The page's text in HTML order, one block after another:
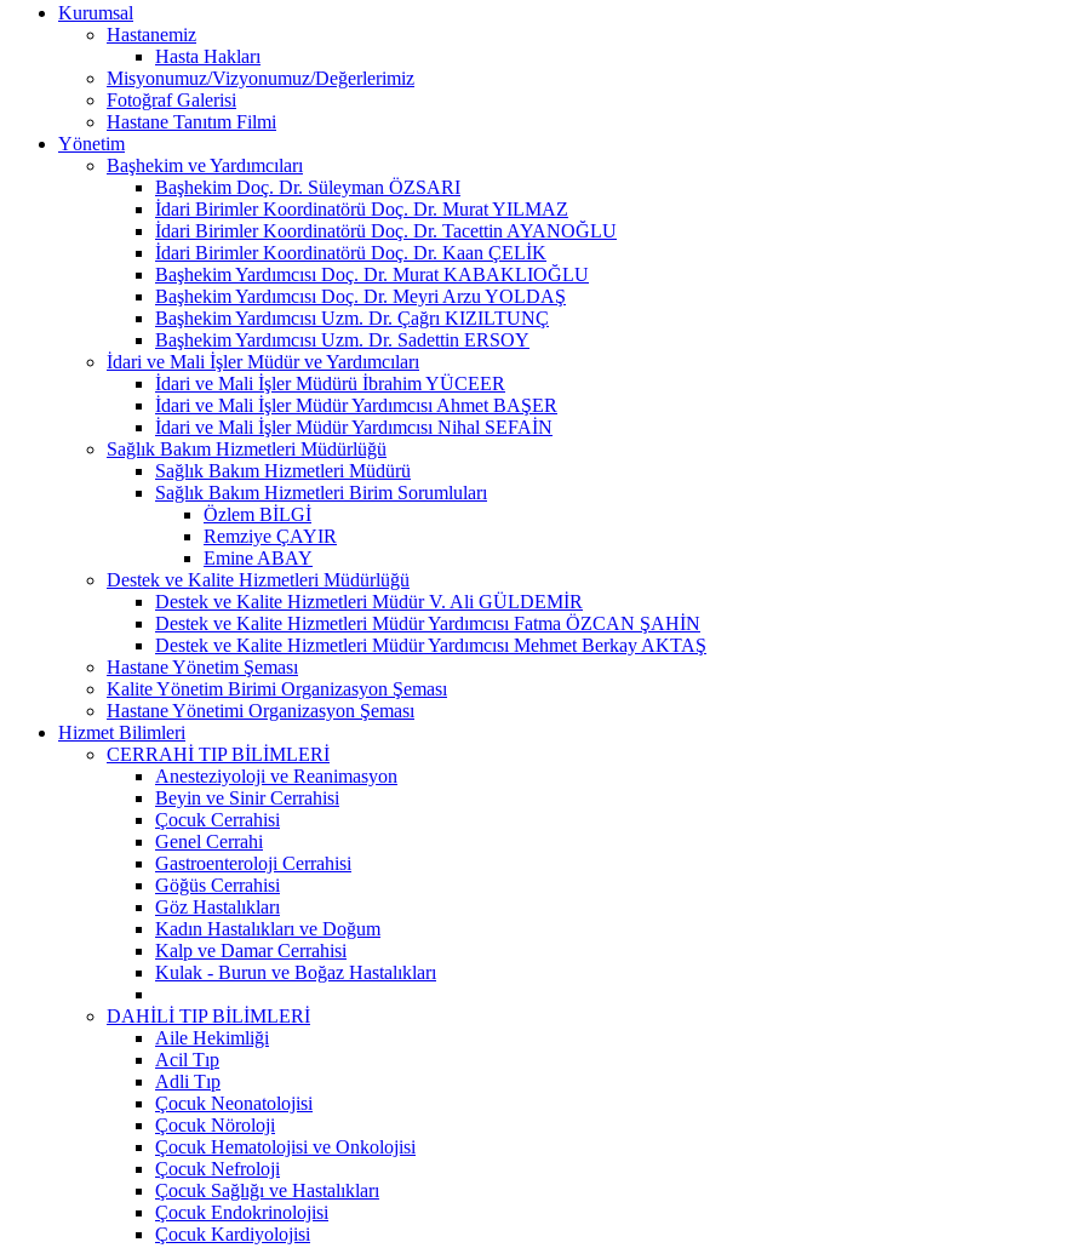
Kurumsal
Hastanemiz
Hasta Hakları
Misyonumuz/Vizyonumuz/Değerlerimiz
Fotoğraf Galerisi
Hastane Tanıtım Filmi
Yönetim
Başhekim ve Yardımcıları
Başhekim Doç. Dr. Süleyman ÖZSARI
İdari Birimler Koordinatörü Doç. Dr. Murat YILMAZ
İdari Birimler Koordinatörü Doç. Dr. Tacettin AYANOĞLU
İdari Birimler Koordinatörü Doç. Dr. Kaan ÇELİK
Başhekim Yardımcısı Doç. Dr. Murat KABAKLIOĞLU
Başhekim Yardımcısı Doç. Dr. Meyri Arzu YOLDAŞ
Başhekim Yardımcısı Uzm. Dr. Çağrı KIZILTUNÇ
Başhekim Yardımcısı Uzm. Dr. Sadettin ERSOY
İdari ve Mali İşler Müdür ve Yardımcıları
İdari ve Mali İşler Müdürü İbrahim YÜCEER
İdari ve Mali İşler Müdür Yardımcısı Ahmet BAŞER
İdari ve Mali İşler Müdür Yardımcısı Nihal SEFAİN
Sağlık Bakım Hizmetleri Müdürlüğü
Sağlık Bakım Hizmetleri Müdürü
Sağlık Bakım Hizmetleri Birim Sorumluları
Özlem BİLGİ
Remziye ÇAYIR
Emine ABAY
Destek ve Kalite Hizmetleri Müdürlüğü
Destek ve Kalite Hizmetleri Müdür V. Ali GÜLDEMİR
Destek ve Kalite Hizmetleri Müdür Yardımcısı Fatma ÖZCAN ŞAHİN
Destek ve Kalite Hizmetleri Müdür Yardımcısı Mehmet Berkay AKTAŞ
Hastane Yönetim Şeması
Kalite Yönetim Birimi Organizasyon Şeması
Hastane Yönetimi Organizasyon Şeması
Hizmet Bilimleri
CERRAHİ TIP BİLİMLERİ
Anesteziyoloji ve Reanimasyon
Beyin ve Sinir Cerrahisi
Çocuk Cerrahisi
Genel Cerrahi
Gastroenteroloji Cerrahisi
Göğüs Cerrahisi
Göz Hastalıkları
Kadın Hastalıkları ve Doğum
Kalp ve Damar Cerrahisi
Kulak - Burun ve Boğaz Hastalıkları
DAHİLİ TIP BİLİMLERİ
Aile Hekimliği
Acil Tıp
Adli Tıp
Çocuk Neonatolojisi
Çocuk Nöroloji
Çocuk Hematolojisi ve Onkolojisi
Çocuk Nefroloji
Çocuk Sağlığı ve Hastalıkları
Çocuk Endokrinolojisi
Çocuk Kardiyolojisi